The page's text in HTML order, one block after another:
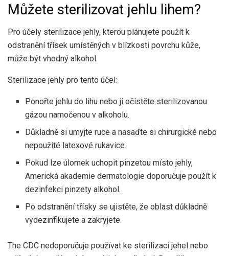
Můžete sterilizovat jehlu lihem?
Pro účely sterilizace jehly, kterou plánujete použít k
odstranění třísek umístěných v blízkosti povrchu kůže,
může být vhodný alkohol.
Sterilizace jehly pro tento účel:
Ponořte jehlu do lihu nebo ji očistěte sterilizovanou
gázou namočenou v alkoholu.
Důkladně si umyjte ruce a nasaďte si chirurgické nebo
nepoužité latexové rukavice.
Pokud lze úlomek uchopit pinzetou místo jehly,
Americká akademie dermatologie doporučuje použít k
dezinfekci pinzety alkohol.
Po odstranění třísky se ujistěte, že oblast důkladně
vydezinfikujete a zakryjete.
The CDC nedoporučuje používat ke sterilizaci jehel nebo